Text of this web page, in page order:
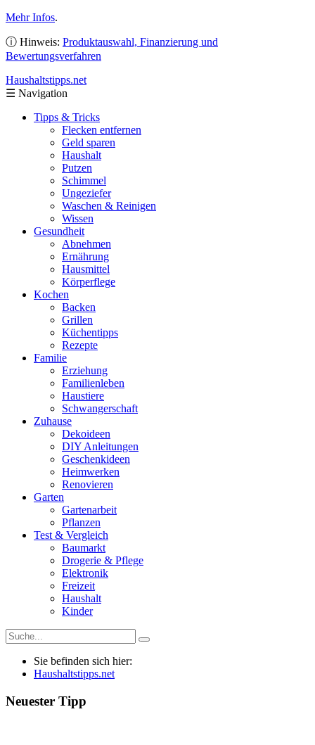
Mehr Infos.
ⓘ Hinweis: Produktauswahl, Finanzierung und
Bewertungsverfahren
Haushaltstipps.net
☰ Navigation
Tipps & Tricks
Flecken entfernen
Geld sparen
Haushalt
Putzen
Schimmel
Ungeziefer
Waschen & Reinigen
Wissen
Gesundheit
Abnehmen
Ernährung
Hausmittel
Körperflege
Kochen
Backen
Grillen
Küchentipps
Rezepte
Familie
Erziehung
Familienleben
Haustiere
Schwangerschaft
Zuhause
Dekoideen
DIY Anleitungen
Geschenkideen
Heimwerken
Renovieren
Garten
Gartenarbeit
Pflanzen
Test & Vergleich
Baumarkt
Drogerie & Pflege
Elektronik
Freizeit
Haushalt
Kinder
Sie befinden sich hier:
Haushaltstipps.net
Neuester Tipp